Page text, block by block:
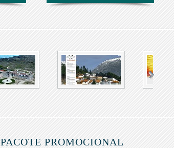
PACOTE PROMOCIONAL